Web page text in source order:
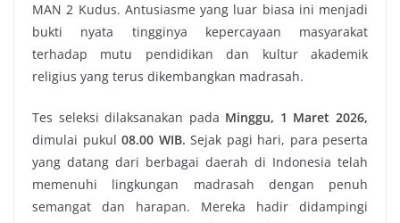
MAN 2 Kudus. Antusiasme yang luar biasa ini menjadi
bukti nyata tingginya kepercayaan masyarakat
terhadap mutu pendidikan dan kultur akademik
religius yang terus dikembangkan madrasah.
Tes seleksi dilaksanakan pada Minggu, 1 Maret 2026,
dimulai pukul 08.00 WIB. Sejak pagi hari, para peserta
yang datang dari berbagai daerah di Indonesia telah
memenuhi lingkungan madrasah dengan penuh
semangat dan harapan. Mereka hadir didampingi